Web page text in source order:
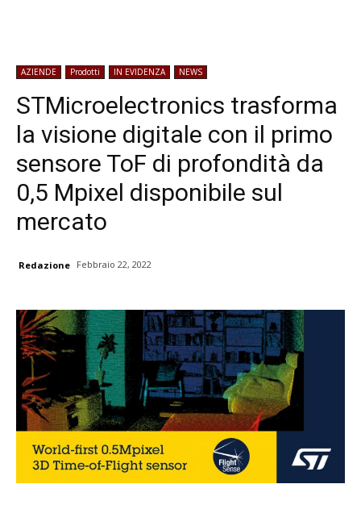
AZIENDE Prodotti IN EVIDENZA NEWS
STMicroelectronics trasforma
la visione digitale con il primo
sensore ToF di profondità da
0,5 Mpixel disponibile sul
mercato
Redazione Febbraio 22, 2022